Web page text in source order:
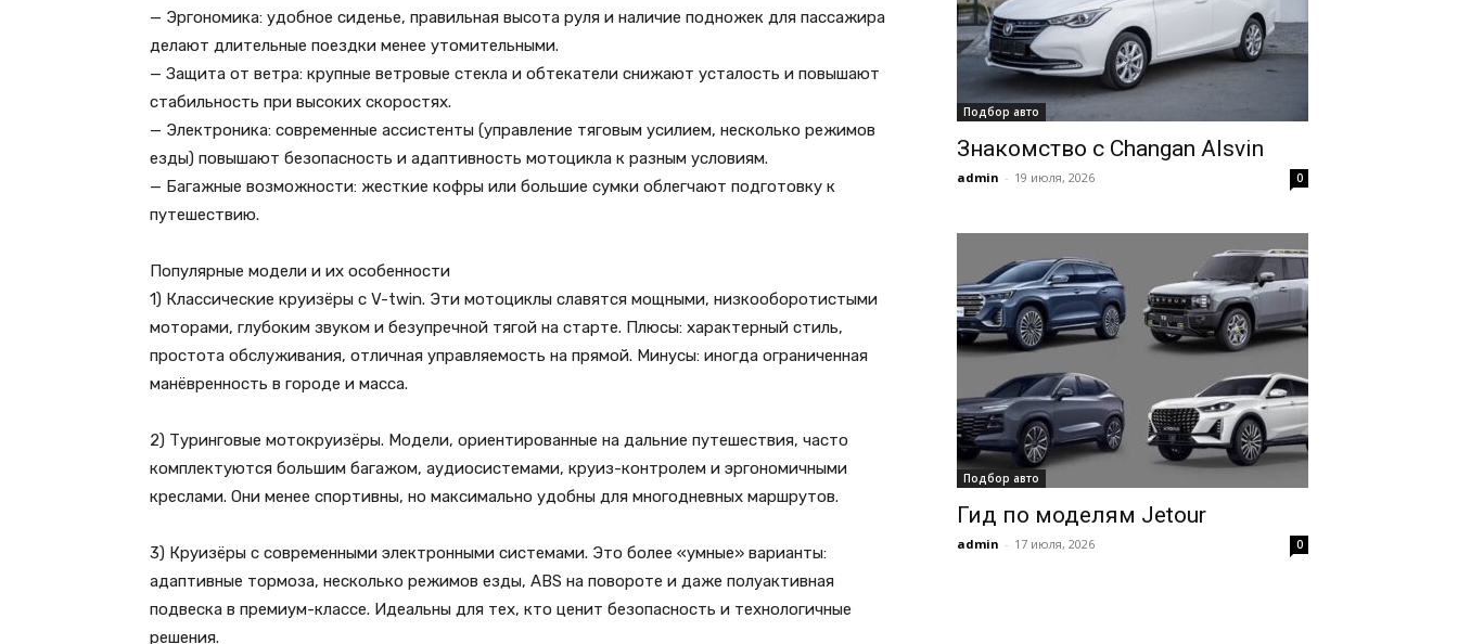
— Эргономика: удобное сиденье, правильная высота руля и наличие подножек для пассажира
делают длительные поездки менее утомительными.
— Защита от ветра: крупные ветровые стекла и обтекатели снижают усталость и повышают
стабильность при высоких скоростях.
— Электроника: современные ассистенты (управление тяговым усилием, несколько режимов
езды) повышают безопасность и адаптивность мотоцикла к разным условиям.
— Багажные возможности: жесткие кофры или большие сумки облегчают подготовку к
путешествию.
Популярные модели и их особенности
1) Классические круизёры с V-twin. Эти мотоциклы славятся мощными, низкооборотистыми
моторами, глубоким звуком и безупречной тягой на старте. Плюсы: характерный стиль,
простота обслуживания, отличная управляемость на прямой. Минусы: иногда ограниченная
манёвренность в городе и масса.
2) Туринговые мотокруизёры. Модели, ориентированные на дальние путешествия, часто
комплектуются большим багажом, аудиосистемами, круиз-контролем и эргономичными
креслами. Они менее спортивны, но максимально удобны для многодневных маршрутов.
3) Круизёры с современными электронными системами. Это более «умные» варианты:
адаптивные тормоза, несколько режимов езды, ABS на повороте и даже полуактивная
подвеска в премиум-классе. Идеальны для тех, кто ценит безопасность и технологичные
решения.
Подбор авто
Знакомство с Changan Alsvin
admin - 19 июля, 2026 0
Подбор авто
Гид по моделям Jetour
admin - 17 июля, 2026 0